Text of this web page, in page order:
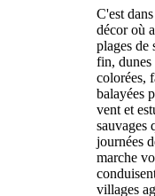
C'est
décor où
plages de
fin, dunes
colorées,
balayées
vent et
sauvages
journées
marche
villages